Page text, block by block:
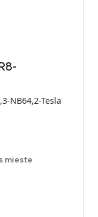
NB64,2-Tesla
mieste